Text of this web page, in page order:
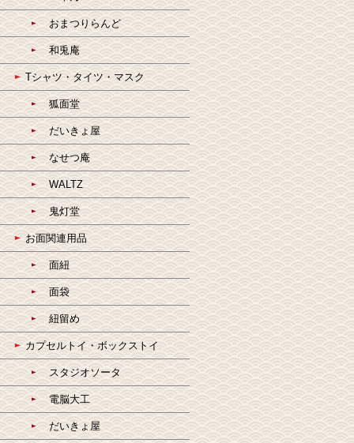
おまつりらんど
和兎庵
Tシャツ・タイツ・マスク
狐面堂
だいきょ屋
なせつ庵
WALTZ
鬼灯堂
お面関連用品
面紐
面袋
紐留め
カプセルトイ・ボックストイ
スタジオソータ
電脳大工
だいきょ屋